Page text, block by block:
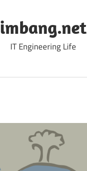
imbang.net
IT Engineering Life